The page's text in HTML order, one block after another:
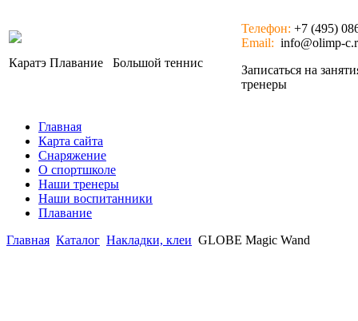
Каратэ Плавание Большой теннис
Телефон: +7 (495)
Email: info@olimp-
Записаться на
тренеры
Главная
Карта сайта
Снаряжение
О спортшколе
Наши тренеры
Наши воспитанники
Плавание
Главная Каталог Накладки, клеи GLOBE Magic Wand